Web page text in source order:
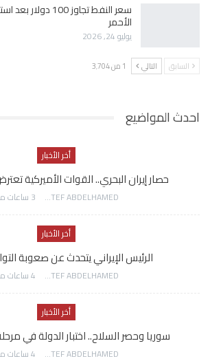
سعر النفط تجاوز
الأحمر
يوليو 24, 2026
السابق التالي 1 من 3٬704
احدث المواضيع
أخر الأخبار
حصار إيران البحري.. القوات الأميركية
AWATEF ABDELHAMED 3 ساعات منذ
أخر الأخبار
الرئيس الإيراني يتحدث عن صعوبة
AWATEF ABDELHAMED 4 ساعات منذ
أخر الأخبار
سوريا وحصر السلاح.. اختبار الدولة في
AWATEF ABDELHAMED 4 ساعات منذ